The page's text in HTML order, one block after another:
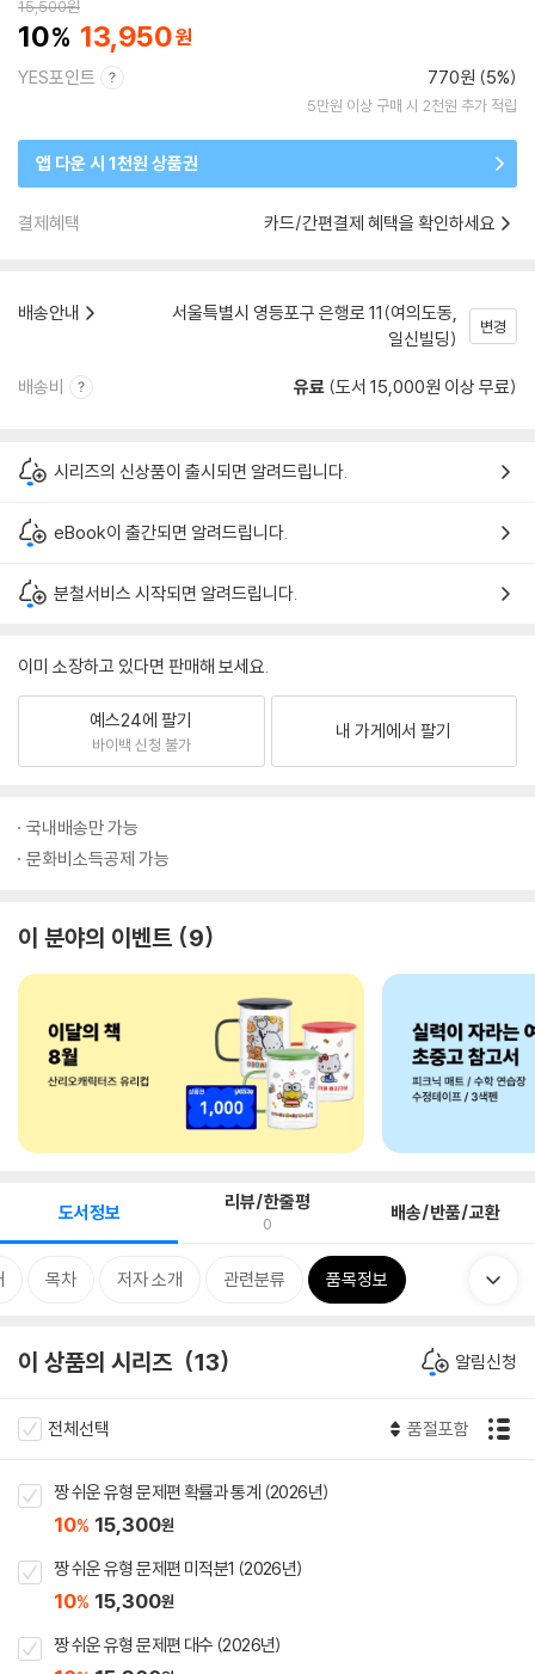
15,500원
10 13,950
YES포인트 770원 (5%)
5만원 이상 구매 시 2천원 추가 적립
앱 다운 시 1천원 상품권
결제혜택 카드/간편결제 혜택을 확인하세요
배송안내
서울특별시 영등포구 은행로 11(여의도동,
일신빌딩)
변경
배송비 유료 (도서 15,000원 이상 무료)
시리즈의 신상품이 출시되면 알려드립니다.
eBook이 출간되면 알려드립니다.
분철서비스 시작되면 알려드립니다.
이미 소장하고 있다면 판매해 보세요.
예스24에 팔기
바이백 신청 불가
내 가게에서 팔기
국내배송만 가능
문화비소득공제 가능
이 분야의 이벤트 9
도서정보 리뷰/한줄평
0 배송/반품/교환
목차 저자 소개 관련분류 품목정보
이 상품의 시리즈 13 알림신청
전체선택 품절포함
짱 쉬운 유형 문제편 확률과 통계 (2026년)
10% 15,300원
짱 쉬운 유형 문제편 미적분1 (2026년)
10% 15,300원
짱 쉬운 유형 문제편 대수 (2026년)